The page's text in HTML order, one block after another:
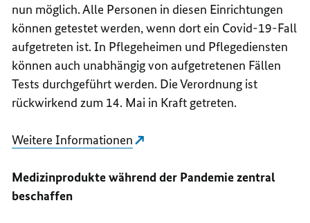
nun möglich. Alle Personen in diesen Einrichtungen
können getestet werden, wenn dort ein Covid-19-Fall
aufgetreten ist. In Pflegeheimen und Pflegediensten
können auch unabhängig von aufgetretenen Fällen
Tests durchgeführt werden. Die Verordnung ist
rückwirkend zum 14. Mai in Kraft getreten.
Weitere Informationen
Medizinprodukte während der Pandemie zentral
beschaffen